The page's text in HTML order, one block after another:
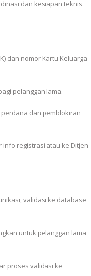
dan kesiapan teknis
dan nomor Kartu Keluarga
pelanggan lama.
dan pemblokiran
info registrasi atau ke Ditjen
validasi ke database
untuk pelanggan lama
proses validasi ke